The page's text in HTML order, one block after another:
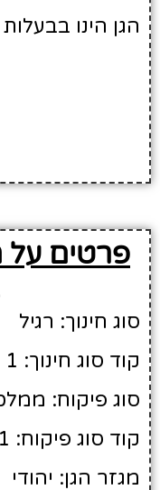
הגן הינו בבעלות
פרטים על
סוג חינוך: רגיל
קוד סוג חינוך: 1
סוג פיקוח:
קוד סוג פיקוח: 1
מגזר הגן: יהודי